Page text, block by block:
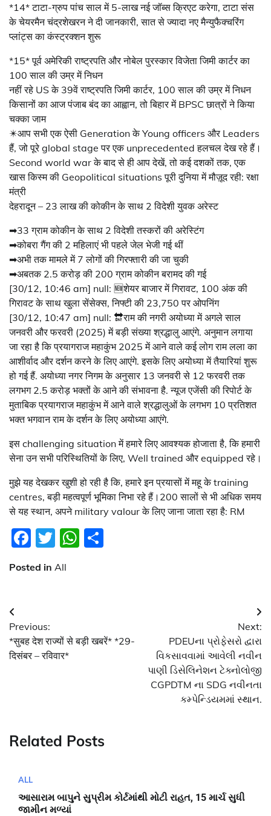
*14* टाटा-ग्रुप पांच साल में 5-लाख नई जॉब्स क्रिएट करेगा, टाटा संस
के चेयरमैन चंद्रशेखरन ने दी जानकारी, सात से ज्यादा नए मैन्युफैक्चरिंग
प्लांट्स का कंस्ट्रक्शन शुरू
*15* पूर्व अमेरिकी राष्‍ट्रपति और नोबेल पुरस्कार विजेता जिमी कार्टर का
100 साल की उम्र में निधन
नहीं रहे US के 39वें राष्ट्रपति जिमी कार्टर, 100 साल की उम्र में निधन
किसानों का आज पंजाब बंद का आह्वान, तो बिहार में BPSC छात्रों ने किया
चक्का जाम
✴️आप सभी एक ऐसी Generation के Young officers और Leaders
हैं, जो पूरे global stage पर एक unprecedented हलचल देख रहे हैं।
Second world war के बाद से ही आप देखें, तो कई दशकों तक, एक
खास किस्म की Geopolitical situations पूरी दुनिया में मौज़ूद रही: रक्षा
मंत्री
देहरादून – 23 लाख की कोकीन के साथ 2 विदेशी युवक अरेस्ट
➡33 ग्राम कोकीन के साथ 2 विदेशी तस्करों की अरेस्टिंग
➡कोबरा गैंग की 2 महिलाएं भी पहले जेल भेजी गई थीं
➡अभी तक मामले में 7 लोगों की गिरफ्तारी की जा चुकी
➡अबतक 2.5 करोड़ की 200 ग्राम कोकीन बरामद की गई
[30/12, 10:46 am] null: 🆕शेयर बाजार में गिरावट, 100 अंक की
गिरावट के साथ खुला सेंसेक्स, निफ्टी की 23,750 पर ओपनिंग
[30/12, 10:47 am] null: 🔛राम की नगरी अयोध्या में अगले साल
जनवरी और फरवरी (2025) में बड़ी संख्या श्रद्धालु आएंगे. अनुमान लगाया
जा रहा है कि प्रयागराज महाकुंभ 2025 में आने वाले कई लोग राम लला का
आशीर्वाद और दर्शन करने के लिए आएंगे. इसके लिए अयोध्या में तैयारियां शुरू
हो गई हैं. अयोध्या नगर निगम के अनुसार 13 जनवरी से 12 फरवरी तक
लगभग 2.5 करोड़ भक्तों के आने की संभावना है. न्यूज एजेंसी की रिपोर्ट के
मुताबिक प्रयागराज महाकुंभ में आने वाले श्रद्धालुओं के लगभग 10 प्रतिशत
भक्त भगवान राम के दर्शन के लिए अयोध्या आएंगे.
इस challenging situation में हमारे लिए आवश्यक होजाता है, कि हमारी
सेना उन सभी परिस्थितियों के लिए, Well trained और equipped रहे।
मुझे यह देखकर खुशी हो रही है कि, हमारे इन प्रयासों में महू के training
centres, बड़ी महत्वपूर्ण भूमिका निभा रहे हैं।200 सालों से भी अधिक समय
से यह स्थान, अपने military valour के लिए जाना जाता रहा है: RM
Facebook
TwitterWhatsApp
Posted in All
Post
navigation
Previous:
*सुबह देश राज्यों से बड़ी खबरें* *29-
दिसंबर – रविवार*
Next:
PDEUના પ્રોફેસરો દ્વારા
વિકસાવવામાં આવેલી નવીન
પાણી ડિસેલિનેશન ટેક્નોલોજી
CGPDTM ના SDG નવીનતા
કમ્પેન્ડિયમમાં સ્થાન.
Related Posts
ALL
આસારામ બાપુને સુપ્રીમ કોર્ટમાંથી મોટી રાહત, 15 માર્ચ સુધી
જામીન મળ્યાં